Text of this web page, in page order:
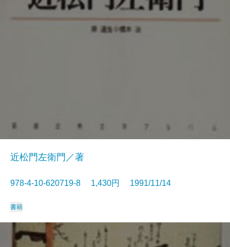
近松門左衛門／著
978-4-10-620719-8 1,430円 1991/11/14
書籍